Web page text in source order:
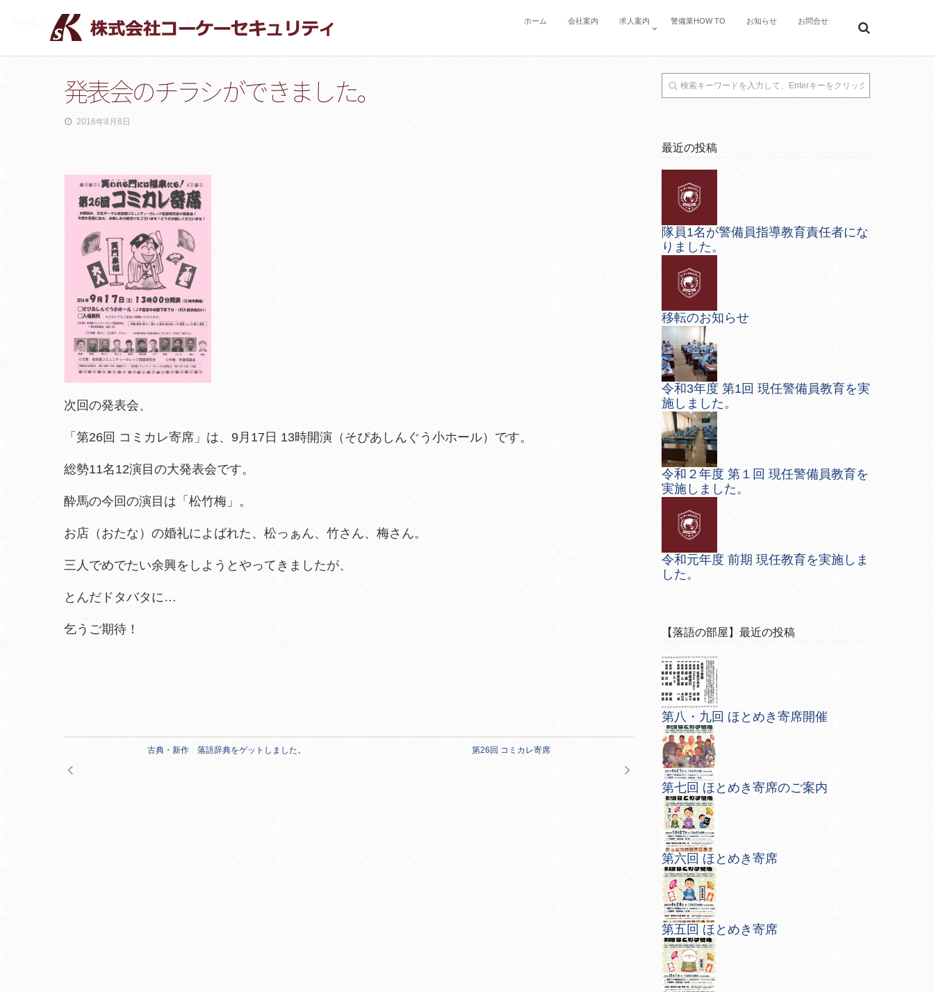
ホーム 会社案内 求人案内 警備業HOW TO お知らせ お問合せ
落語情報 発表会のチラシができました。
発表会のチラシができました。
2016年8月8日
次回の発表会、
「第26回 コミカレ寄席」は、9月17日 13時開演（そぴあしんぐう小ホール）です。
総勢11名12演目の大発表会です。
酔馬の今回の演目は「松竹梅」。
お店（おたな）の婚礼によばれた、松っぁん、竹さん、梅さん。
三人でめでたい余興をしようとやってきましたが、
とんだドタバタに…
乞うご期待！
古典・新作 落語辞典をゲットしました。 第26回 コミカレ寄席
最近の投稿
隊員1名が警備員指導教育責任者にな
りました。
移転のお知らせ
令和3年度 第1回 現任警備員教育を実
施しました。
令和２年度 第１回 現任警備員教育を
実施しました。
令和元年度 前期 現任教育を実施しま
した。
【落語の部屋】最近の投稿
第八・九回 ほとめき寄席開催
第七回 ほとめき寄席のご案内
第六回 ほとめき寄席
第五回 ほとめき寄席